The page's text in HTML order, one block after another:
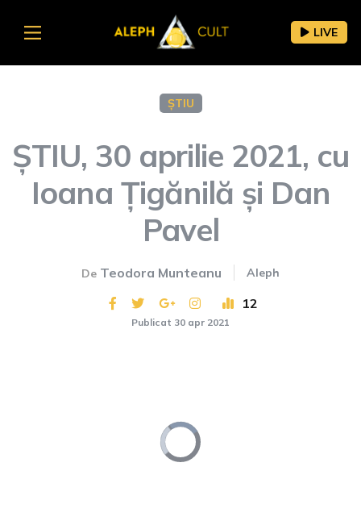
LIVE
ȘTIU
ȘTIU, 30 aprilie 2021, cu
Ioana Țigănilă și Dan
Pavel
De Teodora Munteanu Aleph
12
Publicat 30 apr 2021
Video
Player
is
loading.